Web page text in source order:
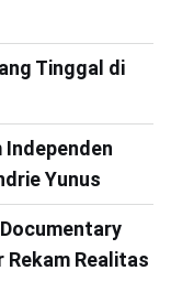
Tinggal di
Independen
Yunus
Rekam Realitas